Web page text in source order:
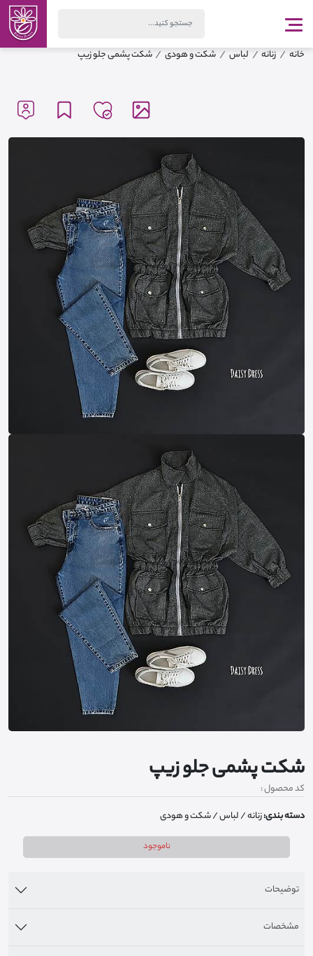
خانه زنانه لباس شکت و هودی شکت پشمی جلو زیپ
شکت پشمی جلو زیپ
کد محصول :
دسته بندی:زنانه/ لباس/ شکت و هودی
ناموجود
توضیحات
مشخصات